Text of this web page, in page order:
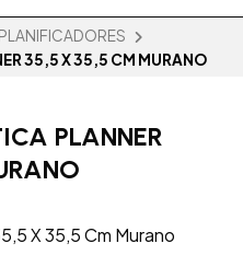
35,5 X 35,5 CM MURANO
PLANNER
X 35,5 Cm Murano